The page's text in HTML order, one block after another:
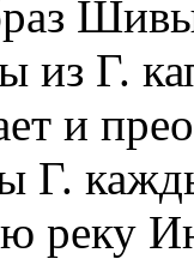
из Г.
и
Г.
реку